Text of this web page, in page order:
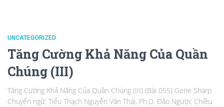
UNCATEGORIZED
Tăng Cường Khả Năng Của Quần
Chúng (III)
Tăng Cường Khả Năng Của Quần Chúng (III) (Bài 055) Gene Sharp
Chuyển ngữ: Tiểu Thạch Nguyễn Văn Thái, Ph.D. Đảo Ngược Chiều